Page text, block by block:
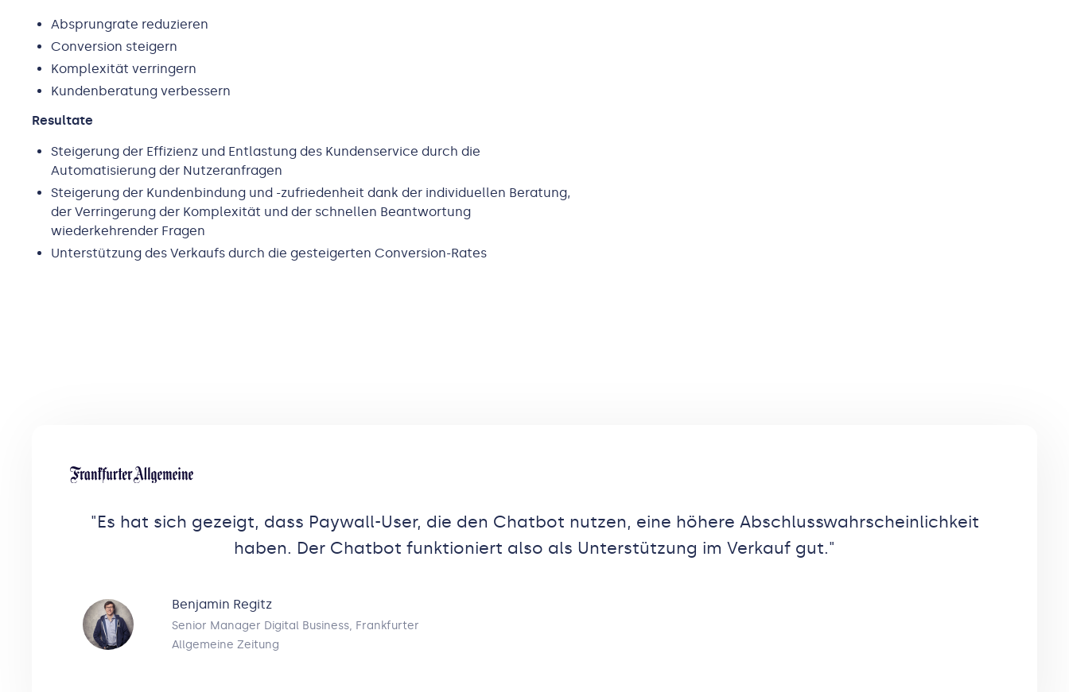
Absprungrate reduzieren
Conversion steigern
Komplexität verringern
Kundenberatung verbessern
Resultate
Steigerung der Effizienz und Entlastung des Kundenservice durch die
Automatisierung der Nutzeranfragen
Steigerung der Kundenbindung und -zufriedenheit dank der individuellen Beratung,
der Verringerung der Komplexität und der schnellen Beantwortung
wiederkehrender Fragen
Unterstützung des Verkaufs durch die gesteigerten Conversion-Rates
"Es hat sich gezeigt, dass Paywall-User, die den Chatbot nutzen, eine höhere Abschlusswahrscheinlichkeit
haben. Der Chatbot funktioniert also als Unterstützung im Verkauf gut."
Benjamin Regitz
Senior Manager Digital Business, Frankfurter
Allgemeine Zeitung